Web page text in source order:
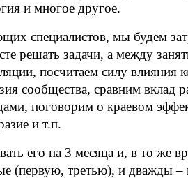
и многое другое.
специалистов, мы будем
решать задачи, а между
посчитаем силу
сообщества, сравним вклад
поговорим о краевом
и т.п.
его на 3 месяца и, в то же
(первую, третью), и дважды